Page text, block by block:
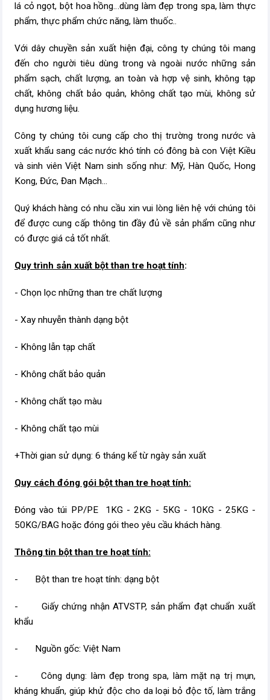
lá cỏ ngọt, bột hoa hồng…dùng làm đẹp trong spa, làm thực
phẩm, thực phẩm chức năng, làm thuốc..
Với dây chuyền sản xuất hiện đại, công ty chúng tôi mang
đến cho người tiêu dùng trong và ngoài nước những sản
phẩm sạch, chất lượng, an toàn và hợp vệ sinh, không tạp
chất, không chất bảo quản, không chất tạo mùi, không sử
dụng hương liệu.
Công ty chúng tôi cung cấp cho thị trường trong nước và
xuất khẩu sang các nước khó tính có đông bà con Việt Kiều
và sinh viên Việt Nam sinh sống như: Mỹ, Hàn Quốc, Hong
Kong, Đức, Đan Mạch...
Quý khách hàng có nhu cầu xin vui lòng liên hệ với chúng tôi
để được cung cấp thông tin đầy đủ về sản phẩm cũng như
có được giá cả tốt nhất.
Quy trình sản xuất bột than tre hoạt tính:
- Chọn lọc những than tre chất lượng
- Xay nhuyễn thành dạng bột
- Không lẫn tạp chất
- Không chất bảo quản
- Không chất tạo màu
- Không chất tạo mùi
+Thời gian sử dụng: 6 tháng kể từ ngày sản xuất
Quy cách đóng gói bột than tre hoạt tính:
Đóng vào túi PP/PE 1KG - 2KG - 5KG - 10KG - 25KG -
50KG/BAG hoặc đóng gói theo yêu cầu khách hàng.
Thông tin bột than tre hoạt tính:
- Bột than tre hoạt tính: dạng bột
- Giấy chứng nhận ATVSTP, sản phẩm đạt chuẩn xuất
khẩu
- Nguồn gốc: Việt Nam
- Công dụng: làm đẹp trong spa, làm mặt nạ trị mụn,
kháng khuẩn, giúp khử độc cho da loại bỏ độc tố, làm trắng